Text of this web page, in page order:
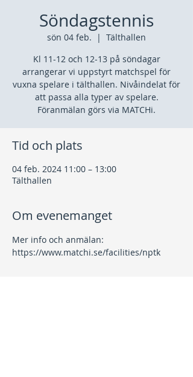
Söndagstennis
sön 04 feb.
  |
Tälthallen
Kl 11-12 och 12-13 på söndagar
arrangerar vi uppstyrt matchspel för
vuxna spelare i tälthallen. Nivåindelat för
att passa alla typer av spelare.
Föranmälan görs via MATCHi.
Tid och plats
04 feb. 2024 11:00 – 13:00
Tälthallen
Om evenemanget
Mer info och anmälan:
https://www.matchi.se/facilities/nptk